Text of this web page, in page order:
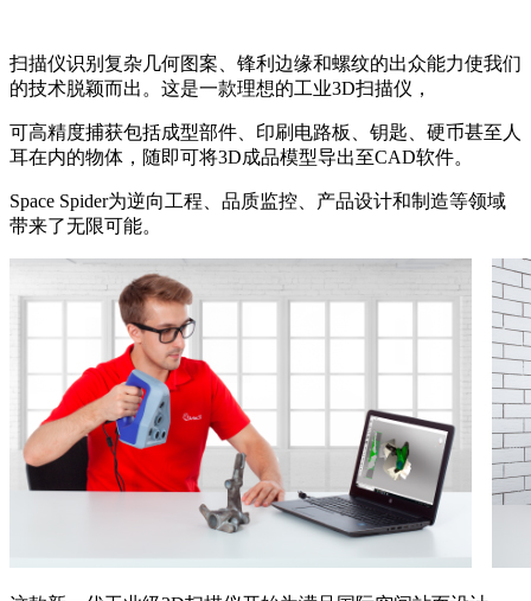
扫描仪识别复杂几何图案、锋利边缘和螺纹的出众能力使我们
的技术脱颖而出。这是一款理想的工业3D扫描仪，
可高精度捕获包括成型部件、印刷电路板、钥匙、硬币甚至人
耳在内的物体，随即可将3D成品模型导出至CAD软件。
Space Spider为逆向工程、品质监控、产品设计和制造等领域
带来了无限可能。